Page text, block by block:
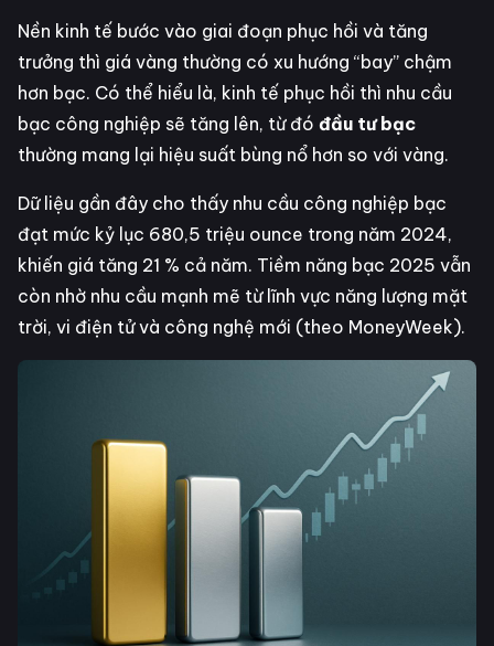
Nền kinh tế bước vào giai đoạn phục hồi và tăng
trưởng thì giá vàng thường có xu hướng “bay” chậm
hơn bạc. Có thể hiểu là, kinh tế phục hồi thì nhu cầu
bạc công nghiệp sẽ tăng lên, từ đó đầu tư bạc
thường mang lại hiệu suất bùng nổ hơn so với vàng.
Dữ liệu gần đây cho thấy nhu cầu công nghiệp bạc
đạt mức kỷ lục 680,5 triệu ounce trong năm 2024,
khiến giá tăng 21 % cả năm. Tiềm năng bạc 2025 vẫn
còn nhờ nhu cầu mạnh mẽ từ lĩnh vực năng lượng mặt
trời, vi điện tử và công nghệ mới (theo MoneyWeek).